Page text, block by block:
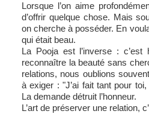
Lorsque l’on aime
d’offrir quelque chose. Mais
on cherche à posséder. En
qui était beau.
La Pooja est l’inverse : c’est
reconnaître la beauté sans
relations, nous oublions
à exiger : "J’ai fait tant pour
La demande détruit l’honneur.
L’art de préserver une relation,